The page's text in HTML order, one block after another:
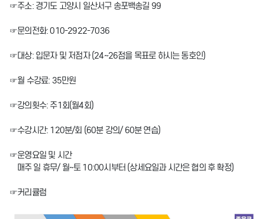
☞주소: 경기도 고양시 일산서구 송포백송길 99
☞문의전화: 010-2922-7036
☞대상: 입문자 및 저점자 (24~26점을 목표로 하시는 동호인)
☞월 수강료: 35만원
☞강의횟수: 주1회(월4회)
☞수강시간: 120분/회 (60분 강의/ 60분 연습)
☞운영요일 및 시간
매주 일 휴무/ 월~토 10:00시부터 (상세요일과 시간은 협의 후 확정)
☞커리큘럼